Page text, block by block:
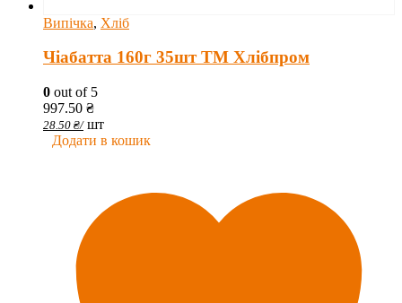
Випічка, Хліб
Чіабатта 160г 35шт ТМ Хлібпром
0 out of 5
997.50 ₴
28.50 ₴/ шт
Додати в кошик